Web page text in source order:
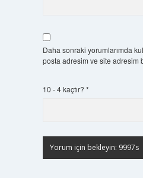
Daha sonraki yorumlarımda
posta adresim ve site adresim
10 - 4 kaçtır? *